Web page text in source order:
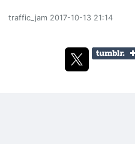
traffic_jam 2017-10-13 21:14